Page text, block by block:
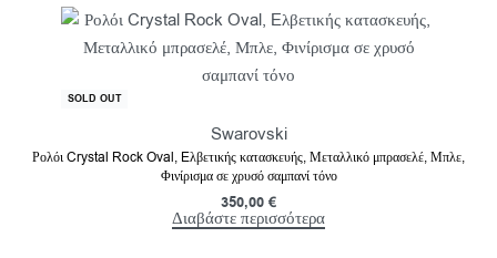
SOLD OUT
Swarovski
Ρολόι Crystal Rock Oval, Eλβετικής κατασκευής, Μεταλλικό μπρασελέ, Μπλε,
Φινίρισμα σε χρυσό σαμπανί τόνο
350,00 €
Διαβάστε περισσότερα